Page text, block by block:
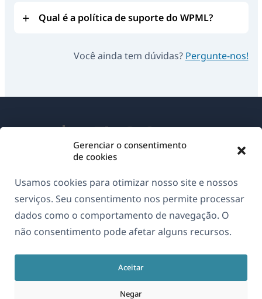
Gerenciar o consentimento
de cookies
Usamos cookies para otimizar nosso site e nossos
serviços. Seu consentimento nos permite processar
dados como o comportamento de navegação. O
não consentimento pode afetar alguns recursos.
Aceitar
Negar
Qual é a política de suporte do WPML?
Você ainda tem dúvidas? Pergunte-nos!
Português
GDPR & Política de Privacidade
Junte-se à nossa equipe(abre
em
janela)
(abre
em
uma
nova
(abre
em
uma
nova
(abre
em
nova